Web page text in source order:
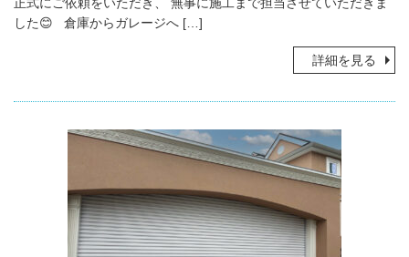
した😊 倉庫からガレージへ […]
詳細を見る